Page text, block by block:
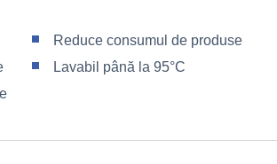
Reduce consumul de produse
Lavabil până la 95°C